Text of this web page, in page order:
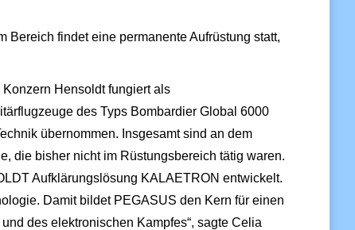
findet eine permanente Aufrüstung statt,
Hensoldt fungiert als
des Typs Bombardier Global 6000
übernommen. Insgesamt sind an dem
die bisher nicht im Rüstungsbereich tätig waren.
Aufklärungslösung KALAETRON entwickelt.
Damit bildet PEGASUS den Kern für einen
des elektronischen Kampfes“, sagte Celia